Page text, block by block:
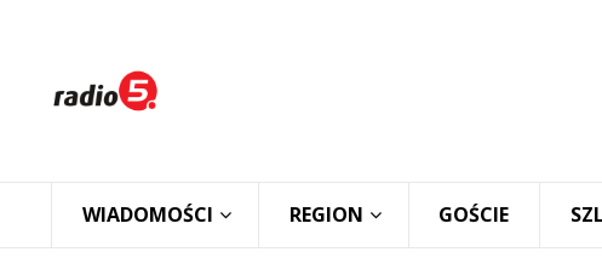
WIADOMOŚCI REGION GOŚCIE